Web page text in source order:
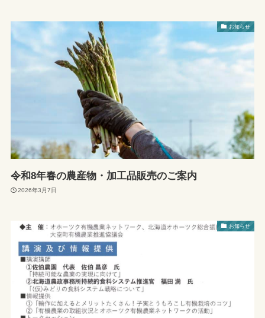
お知らせ
令和8年春の農産物・加工品販売のご案内
2026年3月7日
お知らせ